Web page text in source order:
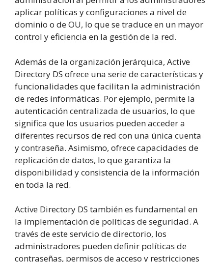
aplicar políticas y configuraciones a nivel de
dominio o de OU, lo que se traduce en un mayor
control y eficiencia en la gestión de la red.
Además de la organización jerárquica, Active
Directory DS ofrece una serie de características y
funcionalidades que facilitan la administración
de redes informáticas. Por ejemplo, permite la
autenticación centralizada de usuarios, lo que
significa que los usuarios pueden acceder a
diferentes recursos de red con una única cuenta
y contraseña. Asimismo, ofrece capacidades de
replicación de datos, lo que garantiza la
disponibilidad y consistencia de la información
en toda la red.
Active Directory DS también es fundamental en
la implementación de políticas de seguridad. A
través de este servicio de directorio, los
administradores pueden definir políticas de
contraseñas, permisos de acceso y restricciones